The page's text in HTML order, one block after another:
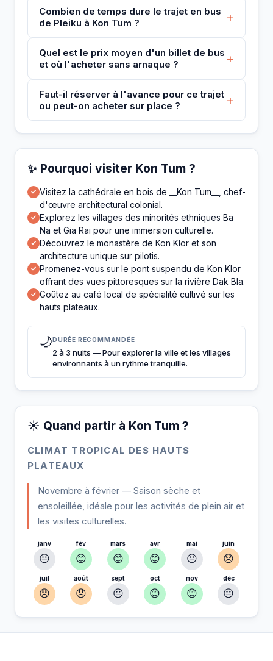
Combien de temps dure le trajet en bus
de Pleiku à Kon Tum ?
+
Quel est le prix moyen d'un billet de bus
et où l'acheter sans arnaque ?
+
Faut-il réserver à l'avance pour ce trajet
ou peut-on acheter sur place ?
+
✨ Pourquoi visiter Kon Tum ?
✓ Visitez la cathédrale en bois de __Kon Tum__, chef-
d'œuvre architectural colonial.
✓ Explorez les villages des minorités ethniques Ba
Na et Gia Rai pour une immersion culturelle.
✓ Découvrez le monastère de Kon Klor et son
architecture unique sur pilotis.
✓ Promenez-vous sur le pont suspendu de Kon Klor
offrant des vues pittoresques sur la rivière Dak Bla.
✓ Goûtez au café local de spécialité cultivé sur les
hauts plateaux.
🌙DURÉE RECOMMANDÉE
2 à 3 nuits — Pour explorer la ville et les villages
environnants à un rythme tranquille.
☀️ Quand partir à Kon Tum ?
CLIMAT TROPICAL DES HAUTS
PLATEAUX
Novembre à février — Saison sèche et
ensoleillée, idéale pour les activités de plein air et
les visites culturelles.
janv
😐
fév
😊
mars
😊
avr
😊
mai
😐
juin
😞
juil
😞
août
😞
sept
😐
oct
😊
nov
😊
déc
😐